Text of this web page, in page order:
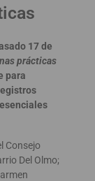
17 de
prácticas
para
Consejo
Del Olmo;